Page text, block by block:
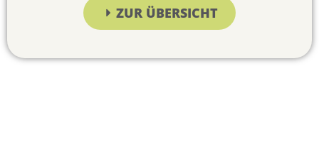
ZUR ÜBERSICHT